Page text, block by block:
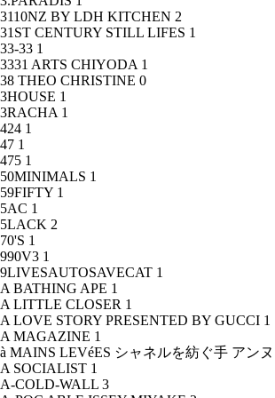
3110NZ BY LDH KITCHEN 2
31ST CENTURY STILL LIFES 1
33-33 1
3331 ARTS CHIYODA 1
38 THEO CHRISTINE 0
3HOUSE 1
3RACHA 1
424 1
47 1
475 1
50MINIMALS 1
59FIFTY 1
5AC 1
5LACK 2
70'S 1
990V3 1
9LIVESAUTOSAVECAT 1
A BATHING APE 1
A LITTLE CLOSER 1
A LOVE STORY PRESENTED BY GUCCI 1
A MAGAZINE 1
à MAINS LEVéES シャネルを紡ぐ手 アン
A SOCIALIST 1
A-COLD-WALL 3